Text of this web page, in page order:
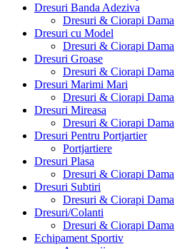
Dresuri Banda Adeziva
Dresuri & Ciorapi Dama
Dresuri cu Model
Dresuri & Ciorapi Dama
Dresuri Groase
Dresuri & Ciorapi Dama
Dresuri Marimi Mari
Dresuri & Ciorapi Dama
Dresuri Mireasa
Dresuri & Ciorapi Dama
Dresuri Pentru Portjartier
Portjartiere
Dresuri Plasa
Dresuri & Ciorapi Dama
Dresuri Subtiri
Dresuri & Ciorapi Dama
Dresuri/Colanti
Dresuri & Ciorapi Dama
Echipament Sportiv